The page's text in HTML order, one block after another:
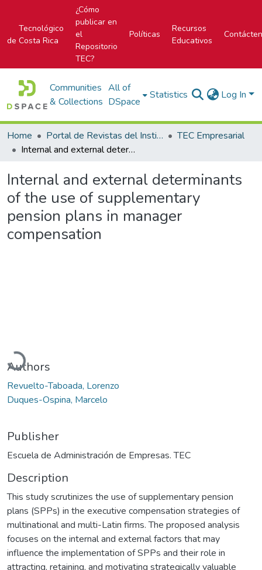
Tecnológico
de Costa Rica
¿Cómo
publicar en
el
Repositorio
TEC?
Políticas
Recursos
Educativos
Communities
& Collections
All of
DSpace
Statistics Log In
Home Portal de Revistas del Instituto Tecnológico de Costa Rica
TEC Empresarial
Internal and external determinants of the use of supplementary pension plans in manager compensation
Internal and external determinants
of the use of supplementary
pension plans in manager
compensation
Loading...
Authors
Revuelto-Taboada, Lorenzo
Duques-Ospina, Marcelo
Publisher
Escuela de Administración de Empresas. TEC
Description
This study scrutinizes the use of supplementary pension
plans (SPPs) in the executive compensation strategies of
multinational and multi-Latin firms. The proposed analysis
focuses on the internal and external factors that may
influence the implementation of SPPs and their role in
attracting, retaining, and motivating strategically valuable